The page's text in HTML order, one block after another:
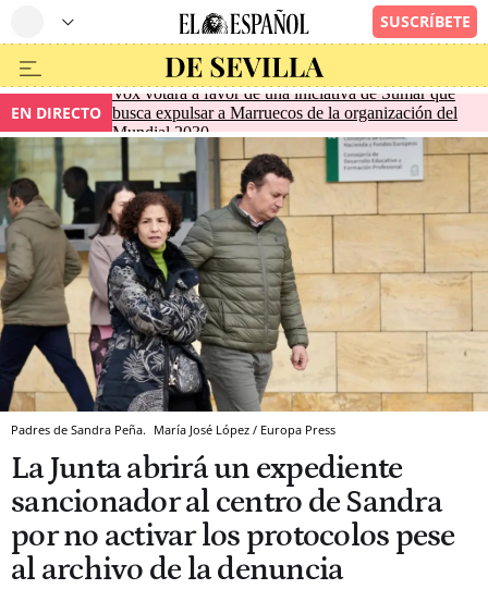
EN DIRECTO
Vox votará a favor de una iniciativa de Sumar que
busca expulsar a Marruecos de la organización del
Mundial 2030
Padres de Sandra Peña. María José López / Europa Press
La Junta abrirá un expediente
sancionador al centro de Sandra
por no activar los protocolos pese
al archivo de la denuncia